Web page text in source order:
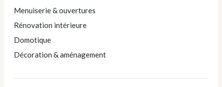
Menuiserie & ouvertures
Rénovation intérieure
Domotique
Décoration & aménagement